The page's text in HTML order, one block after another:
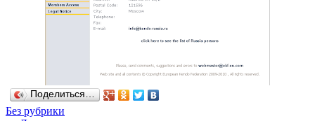
Поделиться…
Без рубрики